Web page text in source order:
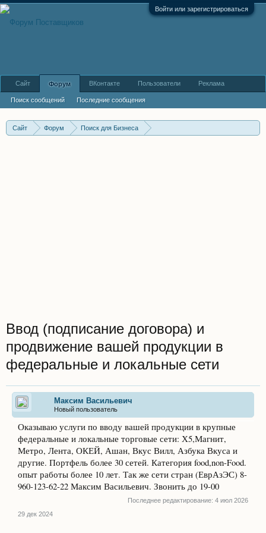
Войти или зарегистрироваться
Сайт Форум
Поиск для Бизнеса
Ввод (подписание договора) и
продвижение вашей продукции в
федеральные и локальные сети
Максим Васильевич
Новый пользователь
Оказываю услуги по вводу вашей продукции в крупные
федеральные и локальные торговые сети: Х5,Магнит,
Метро, Лента, ОКЕЙ, Ашан, Вкус Вилл, Азбука Вкуса и
другие. Портфель более 30 сетей. Категория food,non-Food.
опыт работы более 10 лет. Так же сети стран (ЕврАзЭС) 8-
960-123-62-22 Максим Васильевич. Звонить до 19-00
Последнее редактирование: 4 июл 2026
29 дек 2024
Сайт Форум
Поиск сообщений Последние сообщения
ВКонтакте Пользователи Реклама